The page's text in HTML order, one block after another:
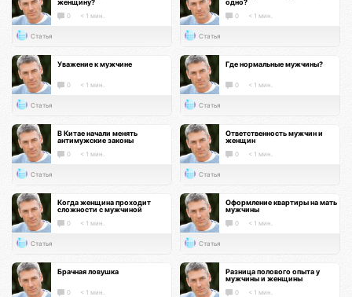
женщину?
0 < 1 мин.
Статья
одно?
0 < 1 мин.
Статья
Уважение к мужчине
0 < 1 мин.
Статья
Где нормальные мужчины?
0 < 1 мин.
Статья
В Китае начали менять
антимужские законы
0 < 1 мин.
Статья
Ответственность мужчин и
женщин
0 < 1 мин.
Статья
Когда женщина проходит
сложности с мужчиной
0 < 1 мин.
Статья
Оформление квартиры на мать
мужчины
0 < 1 мин.
Статья
Брачная ловушка
0 < 1 мин.
Разница полового опыта у
мужчины и женщины
0 < 1 мин.